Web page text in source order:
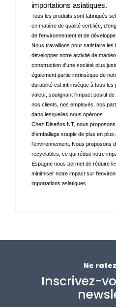
importations asiatiques.
Tous les produits sont fabriqués
en matière de qualité certifiée,
de l'environnement et de
Nous travaillons pour satisfaire les
développer notre activité de
construction d'une société plus
également partie intrinsèque de
durabilité est intrinsèque à tous
valeur, soulignant l'impact positif
nos clients, nos employés, nos
dans lesquelles nous opérons.
Chez Diseños NT, nous
d'emballage souple de plus en
l'environnement. Nous proposons
recyclables, ce qui réduit notre
Espagne nous permet de réduire
minimiser notre impact sur
importations asiatiques.
Ne
Inscrivez-